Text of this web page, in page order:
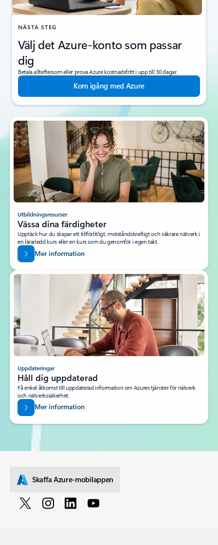
NÄSTA STEG
Välj det Azure-konto som passar
dig
Betala allteftersom eller prova Azure kostnadsfritt i upp till 30 dagar.
Kom igång med Azure
Utbildningsresurser
Vässa dina färdigheter
Upptäck hur du skapar ett tillförlitligt, motståndskraftigt och säkrare nätverk i
en lärarledd kurs eller en kurs som du genomför i egen takt.
Mer information
Uppdateringar
Håll dig uppdaterad
Få enkel åtkomst till uppdaterad information om Azures tjänster för nätverk
och nätverkssäkerhet.
Mer information
Skaffa Azure-mobilappen